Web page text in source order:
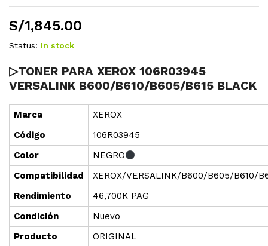
S/1,845.00
Status: In stock
▷TONER PARA XEROX 106R03945
VERSALINK B600/B610/B605/B615 BLACK
Marca
XEROX
Código
106R03945
Color
NEGRO
Compatibilidad
XEROX/VERSALINK/B600/B605/B610/
Rendimiento
46,700K PAG
Condición
Nuevo
Producto
ORIGINAL